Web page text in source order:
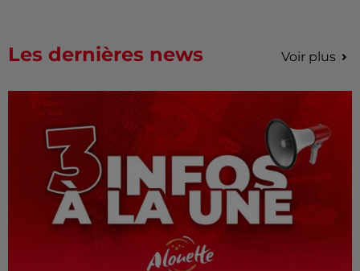
Les dernières news Voir plus